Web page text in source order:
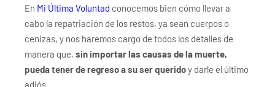
En Mi Última Voluntad conocemos bien cómo llevar a
cabo la repatriación de los restos, ya sean cuerpos o
cenizas, y nos haremos cargo de todos los detalles de
manera que, sin importar las causas de la muerte,
pueda tener de regreso a su ser queridoy darle el último
adiós.